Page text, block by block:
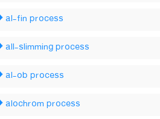
al-fin process
all-slimming process
al-ob process
alochrom process